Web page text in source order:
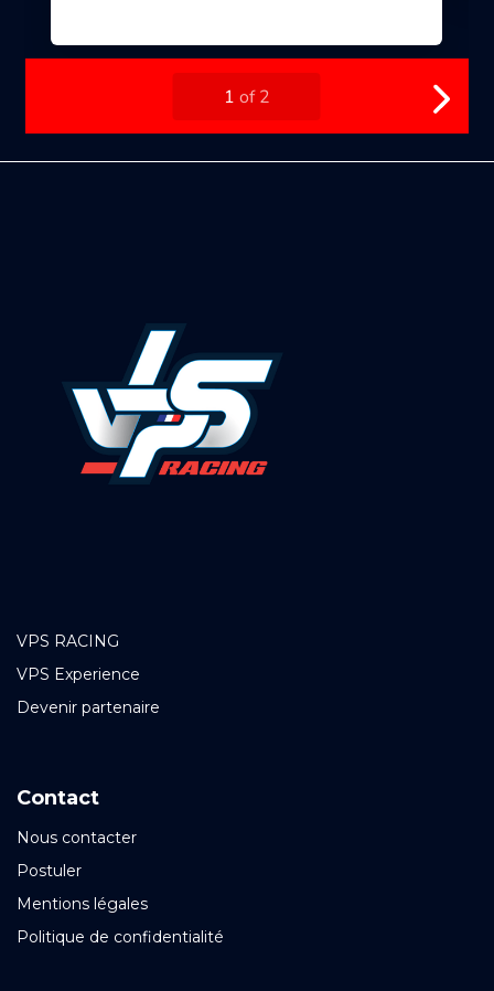
VPS RACING
VPS Experience
Devenir partenaire
Contact
Nous contacter
Postuler
Mentions légales
Politique de confidentialité